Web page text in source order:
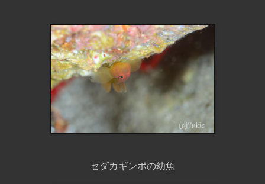
セダカギンポの幼魚